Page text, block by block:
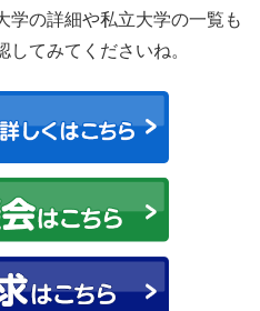
学の詳細や私立大学の一覧も
てみてくださいね。